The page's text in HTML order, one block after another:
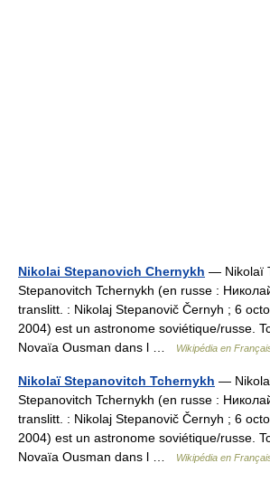
Nikolai Stepanovich Chernykh — Nikolaï
Stepanovitch Tchernykh (en russe :
translitt. : Nikolaj Stepanovič Černyh ; 6
2004) est un astronome soviétique/russe.
Novaïa Ousman dans l …
Wikipédia en
Nikolaï Stepanovitch Tchernykh —
Stepanovitch Tchernykh (en russe :
translitt. : Nikolaj Stepanovič Černyh ; 6
2004) est un astronome soviétique/russe.
Novaïa Ousman dans l …
Wikipédia en